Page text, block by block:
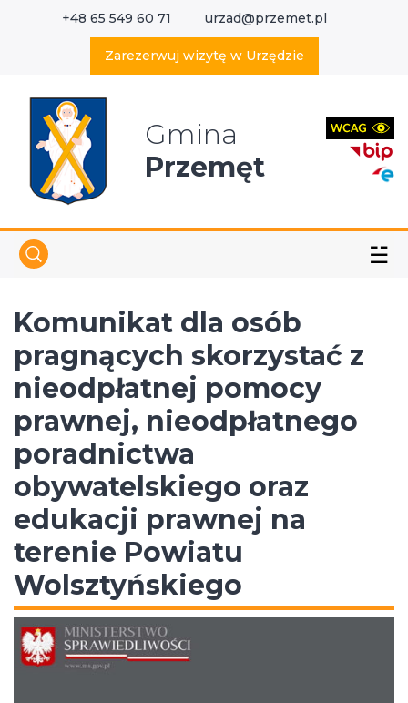
+48 65 549 60 71 urzad@przemet.pl
Zarezerwuj wizytę w Urzędzie
Gmina
Przemęt
☱
Komunikat dla osób
pragnących skorzystać z
nieodpłatnej pomocy
prawnej, nieodpłatnego
poradnictwa
obywatelskiego oraz
edukacji prawnej na
terenie Powiatu
Wolsztyńskiego
Wyszukaj w serwisie